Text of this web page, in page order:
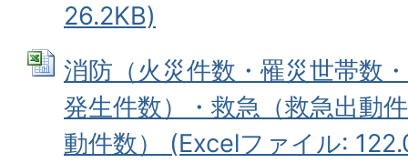
26.2KB)
消防（火災件数・罹災世帯数
発生件数）・救急（救急出動
動件数） (Excelファイル: